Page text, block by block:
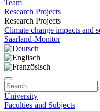
Team
Research Projects
Research Projects
Climate change impacts and
Saarland-Monitor
University
Faculties and Subjects